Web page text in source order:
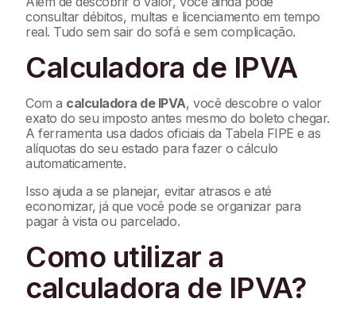
consultar débitos, multas e licenciamento em tempo
real. Tudo sem sair do sofá e sem complicação.
Calculadora de IPVA
Com a calculadora de IPVA, você descobre o valor
exato do seu imposto antes mesmo do boleto chegar.
A ferramenta usa dados oficiais da Tabela FIPE e as
alíquotas do seu estado para fazer o cálculo
automaticamente.
Isso ajuda a se planejar, evitar atrasos e até
economizar, já que você pode se organizar para
pagar à vista ou parcelado.
Como utilizar a
calculadora de IPVA?